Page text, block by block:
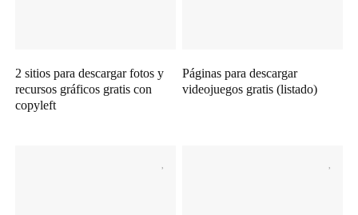
2 sitios para descargar fotos y
recursos gráficos gratis con
copyleft
Páginas para descargar
videojuegos gratis (listado)